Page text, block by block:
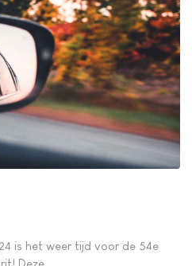
is het weer tijd voor de 54e